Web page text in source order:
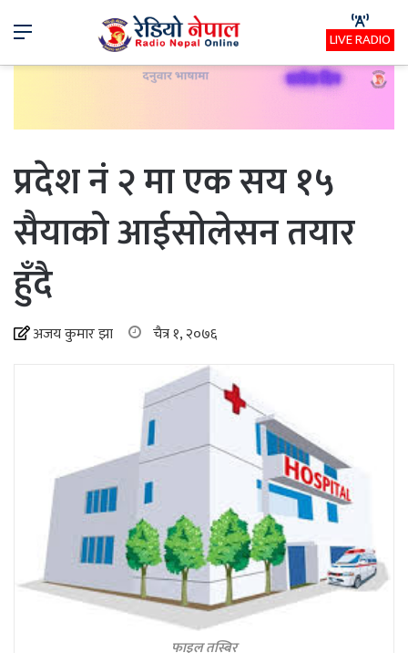
Menu LIVE RADIO
प्रदेश नंं २ मा एक सय १५
सैयाको आईसोलेसन तयार
हुँदै
अजय कुमार झा चैत्र १, २०७६
फाइल तस्बिर